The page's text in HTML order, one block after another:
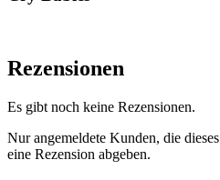
Rezensionen
Es gibt noch keine Rezensionen.
Nur angemeldete Kunden, die
eine Rezension abgeben.